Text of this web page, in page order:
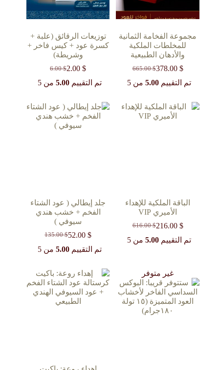
مجموعة الفخامة الثمانية
للمخلطات الملكية
والأدهان الطبيعية
665.00$
السعر
الأصلي
378.00 $
السعر
الحالي تم التقييم 5.00من 5
توزيعات الرقائق (علبة +
كسرة عود + كيس فاخر +
وشريطة)
6.00$
السعر
الأصلي
2.00$
السعر
الحاليتم التقييم5.00 من 5
الباقة الملكية للإهداء
الأميري VIP
616.00$
السعر
الأصلي
216.00 $
السعر
الحالي تم التقييم 5.00من 5
جلد إيطالي ( عود الشتاء
الفخم + خشب هندي
سيوفي )
135.00$
السعر
الأصلي
52.00$
السعر
الحاليتم التقييم5.00 من 5
غير متوفر